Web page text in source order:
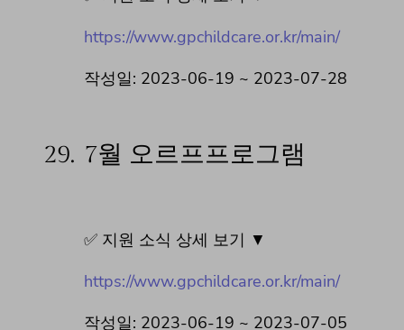
https://www.gpchildcare.or.kr/main/
작성일: 2023-06-19 ~ 2023-07-28
29. 7월 오르프프로그램
✅ 지원 소식 상세 보기 ▼
https://www.gpchildcare.or.kr/main/
작성일: 2023-06-19 ~ 2023-07-05